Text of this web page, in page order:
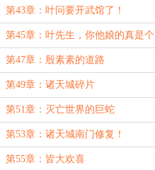
第43章：叶问要开武馆了！
第45章：叶先生，你他娘的真是个
天才！
第47章：殷素素的道路
第49章：诸天城碎片
第51章：灭亡世界的巨蛇
第53章：诸天城南门修复！
第55章：皆大欢喜